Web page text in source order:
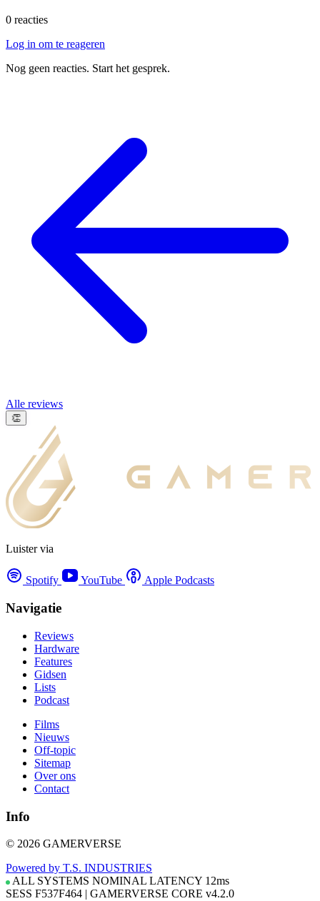
0 reacties
Log in om te reageren
Nog geen reacties. Start het gesprek.
Alle reviews
👏
Luister via
Spotify YouTube Apple Podcasts
Navigatie
Reviews
Hardware
Features
Gidsen
Lists
Podcast
Films
Nieuws
Off-topic
Sitemap
Over ons
Contact
Info
© 2026 GAMERVERSE
Powered by T.S. INDUSTRIES
ALL SYSTEMS NOMINAL LATENCY 12ms
SESS F537F464 | GAMERVERSE CORE v4.2.0